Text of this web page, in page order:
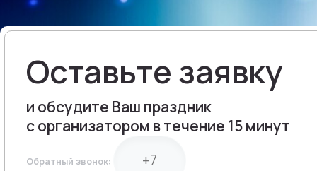
Оставьте заявку
и обсудите Ваш праздник
с организатором в течение 15 минут
Обратный звонок: